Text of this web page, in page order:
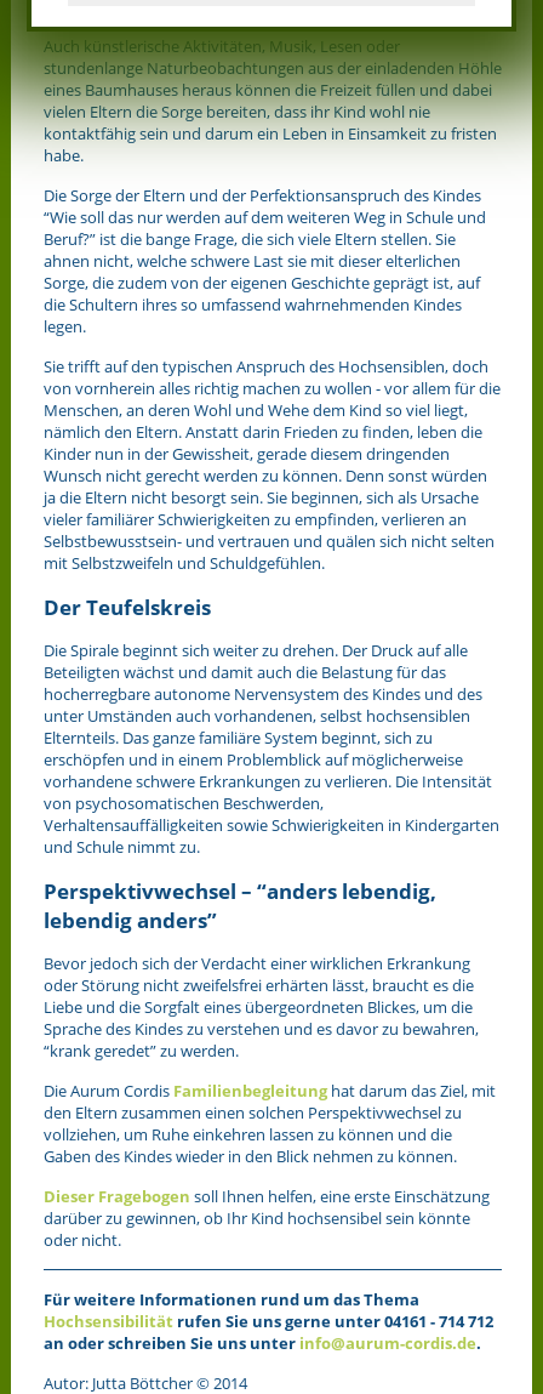
Auch künstlerische Aktivitäten, Musik, Lesen oder
stundenlange Naturbeobachtungen aus der einladenden Höhle
eines Baumhauses heraus können die Freizeit füllen und dabei
vielen Eltern die Sorge bereiten, dass ihr Kind wohl nie
kontaktfähig sein und darum ein Leben in Einsamkeit zu fristen
habe.
Die Sorge der Eltern und der Perfektionsanspruch des Kindes
“Wie soll das nur werden auf dem weiteren Weg in Schule und
Beruf?” ist die bange Frage, die sich viele Eltern stellen. Sie
ahnen nicht, welche schwere Last sie mit dieser elterlichen
Sorge, die zudem von der eigenen Geschichte geprägt ist, auf
die Schultern ihres so umfassend wahrnehmenden Kindes
legen.
Sie trifft auf den typischen Anspruch des Hochsensiblen, doch
von vornherein alles richtig machen zu wollen - vor allem für die
Menschen, an deren Wohl und Wehe dem Kind so viel liegt,
nämlich den Eltern. Anstatt darin Frieden zu finden, leben die
Kinder nun in der Gewissheit, gerade diesem dringenden
Wunsch nicht gerecht werden zu können. Denn sonst würden
ja die Eltern nicht besorgt sein. Sie beginnen, sich als Ursache
vieler familiärer Schwierigkeiten zu empfinden, verlieren an
Selbstbewusstsein- und vertrauen und quälen sich nicht selten
mit Selbstzweifeln und Schuldgefühlen.
Der Teufelskreis
Die Spirale beginnt sich weiter zu drehen. Der Druck auf alle
Beteiligten wächst und damit auch die Belastung für das
hocherregbare autonome Nervensystem des Kindes und des
unter Umständen auch vorhandenen, selbst hochsensiblen
Elternteils. Das ganze familiäre System beginnt, sich zu
erschöpfen und in einem Problemblick auf möglicherweise
vorhandene schwere Erkrankungen zu verlieren. Die Intensität
von psychosomatischen Beschwerden,
Verhaltensauffälligkeiten sowie Schwierigkeiten in Kindergarten
und Schule nimmt zu.
Perspektivwechsel – “anders lebendig,
lebendig anders”
Bevor jedoch sich der Verdacht einer wirklichen Erkrankung
oder Störung nicht zweifelsfrei erhärten lässt, braucht es die
Liebe und die Sorgfalt eines übergeordneten Blickes, um die
Sprache des Kindes zu verstehen und es davor zu bewahren,
“krank geredet” zu werden.
Die Aurum Cordis Familienbegleitunghat darum das Ziel, mit
den Eltern zusammen einen solchen Perspektivwechsel zu
vollziehen, um Ruhe einkehren lassen zu können und die
Gaben des Kindes wieder in den Blick nehmen zu können.
Dieser Fragebogen soll Ihnen helfen, eine erste Einschätzung
darüber zu gewinnen, ob Ihr Kind hochsensibel sein könnte
oder nicht.
Für weitere Informationen rund um das Thema
Hochsensibilität rufen Sie uns gerne unter 04161 - 714 712
an oder schreiben Sie uns unter info@aurum-cordis.de.
Autor: Jutta Böttcher © 2014